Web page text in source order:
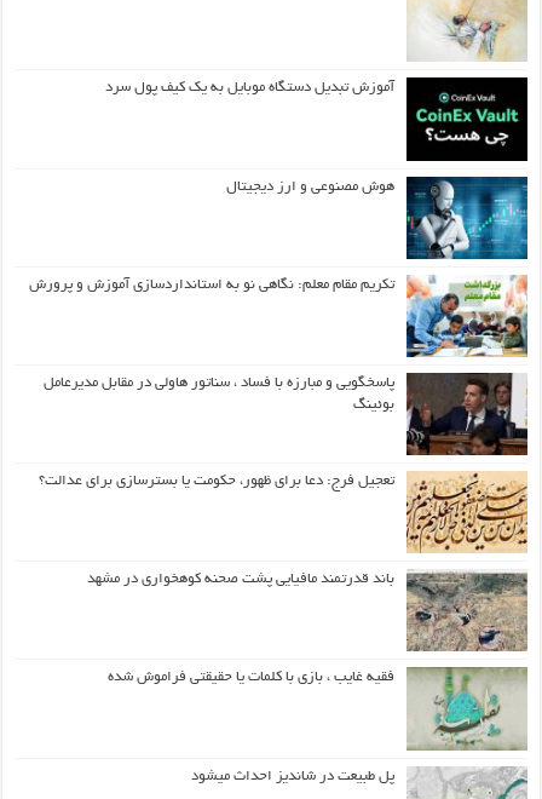
آموزش تبدیل دستگاه موبایل به یک کیف‌ پول سرد
هوش مصنوعی و ارز دیجیتال
تکریم مقام معلم: نگاهی نو به استانداردسازی آموزش و پرورش
پاسخگویی و مبارزه با فساد ، سناتور هاولی در مقابل مدیرعامل
بوئینگ
تعجیل فرج: دعا برای ظهور، حکومت یا بسترسازی برای عدالت؟
باند قدرتمند مافیایی پشت صحنه کوهخواری در مشهد
فقیه غایب ، بازی با کلمات یا حقیقتی فراموش شده
پل طبیعت در شاندیز احداث میشود